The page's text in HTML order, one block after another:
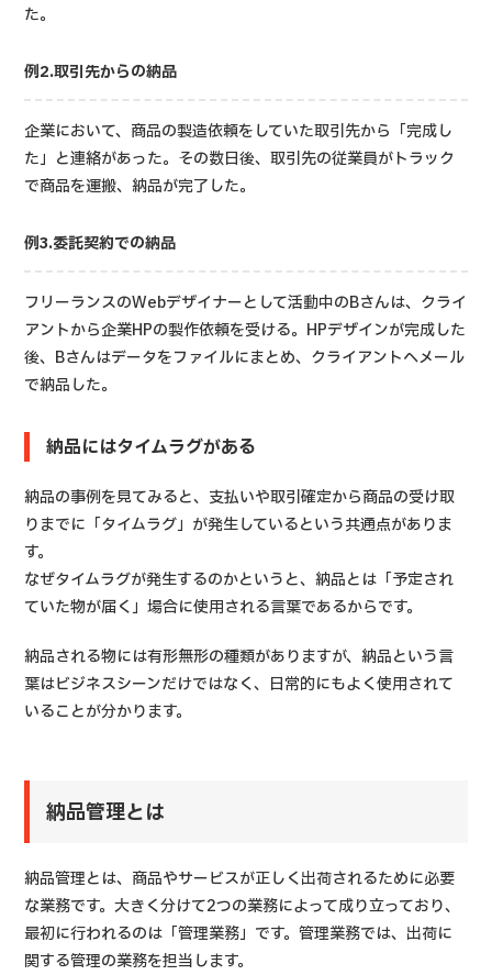
た。
例2.取引先からの納品
企業において、商品の製造依頼をしていた取引先から「完成し
た」と連絡があった。その数日後、取引先の従業員がトラック
で商品を運搬、納品が完了した。
例3.委託契約での納品
フリーランスのWebデザイナーとして活動中のBさんは、クライ
アントから企業HPの製作依頼を受ける。HPデザインが完成した
後、Bさんはデータをファイルにまとめ、クライアントへメール
で納品した。
納品にはタイムラグがある
納品の事例を見てみると、支払いや取引確定から商品の受け取
りまでに「タイムラグ」が発生しているという共通点がありま
す。
なぜタイムラグが発生するのかというと、納品とは「予定され
ていた物が届く」場合に使用される言葉であるからです。
納品される物には有形無形の種類がありますが、納品という言
葉はビジネスシーンだけではなく、日常的にもよく使用されて
いることが分かります。
納品管理とは
納品管理とは、商品やサービスが正しく出荷されるために必要
な業務です。大きく分けて2つの業務によって成り立っており、
最初に行われるのは「管理業務」です。管理業務では、出荷に
関する管理の業務を担当します。